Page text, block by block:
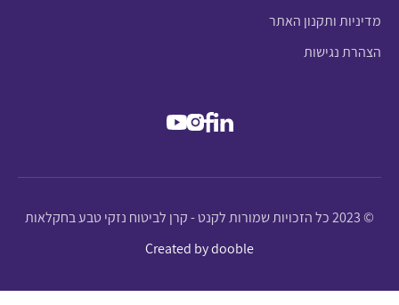
מדיניות ותקנון האתר
הצהרת נגישות
© 2023 כל הזכויות שמורות לקנט - קרן לביטוח נזקי טבע בחקלאות
Created by dooble